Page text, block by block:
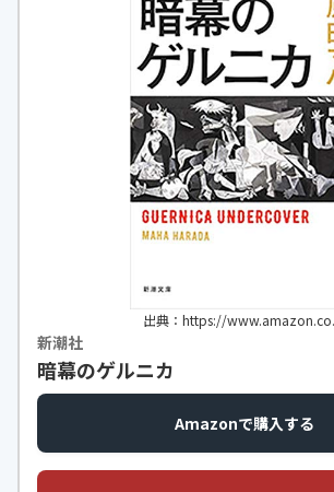
出典：https://
新潮社
暗幕のゲルニカ
Amazonで購入する